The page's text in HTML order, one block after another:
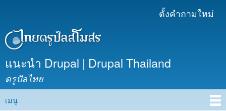
เนื้อหา
ตั้งคำถามใหม่
แนะนำ Drupal | Drupal Thailand
ดรูปัลไทย
Main menu
เมนู